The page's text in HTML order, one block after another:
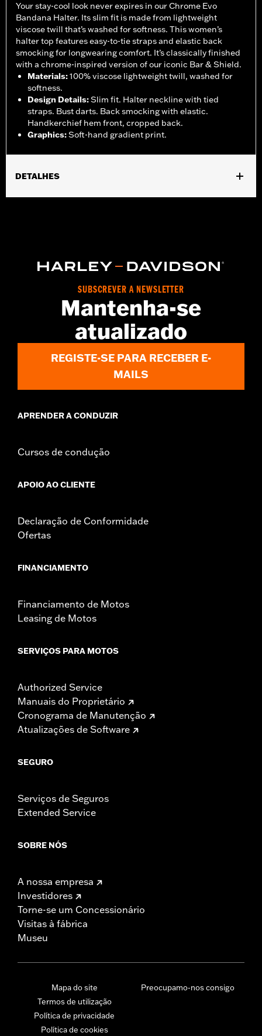
Your stay-cool look never expires in our Chrome Evo
Bandana Halter. Its slim fit is made from lightweight
viscose twill that’s washed for softness. This women’s
halter top features easy-to-tie straps and elastic back
smocking for longwearing comfort. It’s classically finished
with a chrome-inspired version of our iconic Bar & Shield.
Materials:100% viscose lightweight twill, washed for
softness.
Design Details:Slim fit. Halter neckline with tied
straps. Bust darts. Back smocking with elastic.
Handkerchief hem front, cropped back.
Graphics:Soft-hand gradient print.
DETALHES
SUBSCREVER A NEWSLETTER
Mantenha-se
atualizado
REGISTE-SE PARA RECEBER E-
MAILS
APRENDER A CONDUZIR
Cursos de condução
APOIO AO CLIENTE
Declaração de Conformidade
Ofertas
FINANCIAMENTO
Financiamento de Motos
Leasing de Motos
SERVIÇOS PARA MOTOS
Authorized Service
Manuais do Proprietário
Cronograma de Manutenção
Atualizações de Software
SEGURO
Serviços de Seguros
Extended Service
SOBRE NÓS
A nossa empresa
Investidores
Torne-se um Concessionário
Visitas à fábrica
Museu
Mapa do site
Termos de utilização
Política de privacidade
Política de cookies
Preocupamo-nos consigo